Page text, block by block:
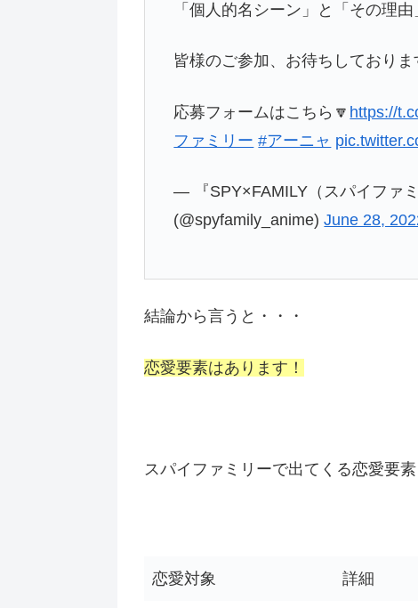
「個人的名シーン」と「その理
皆様のご参加、お待ちしておりま
応募フォームはこちら🔽 https://
ファミリー #アーニャ
— 『SPY×FAMILY（スパイファ
(@spyfamily_anime)June 28,
結論から言うと・・・
恋愛要素はあります！
スパイファミリーで出てくる恋愛要素
恋愛対象 詳細